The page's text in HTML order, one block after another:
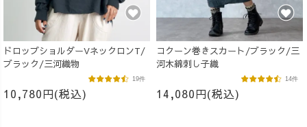
ドロップショルダーVネックロンT/
ブラック/三河織物
10,780円(税込)
19件
コクーン巻きスカート/ブラック/三
河木綿刺し子織
14,080円(税込)
14件